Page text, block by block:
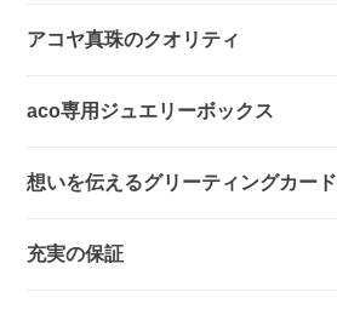
アコヤ真珠のクオリティ
aco専用ジュエリーボックス
想いを伝えるグリーティングカード
充実の保証